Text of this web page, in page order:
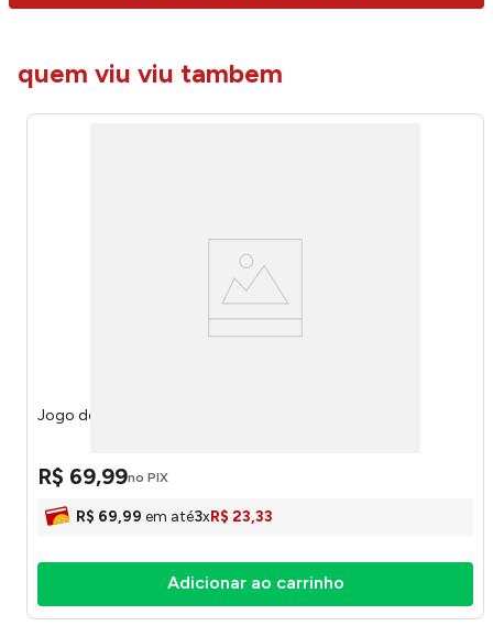
quem viu viu tambem
Jogo de Banheiro Liso Branco 3 Peças 13408 - Tuut
R$ 69,99no PIX
R$ 69,99 em até3xR$ 23,33
Adicionar ao carrinho